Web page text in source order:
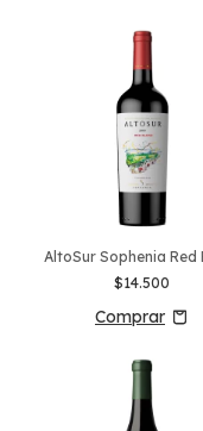
AltoSur Sophenia Red
$14.500